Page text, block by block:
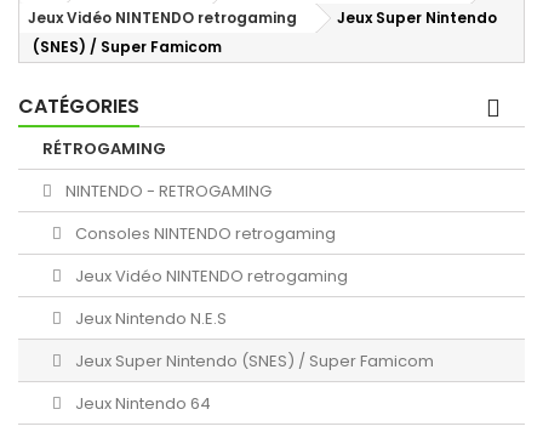
Jeux Vidéo NINTENDO retrogaming
Jeux Super Nintendo
(SNES) / Super Famicom
CATÉGORIES
RÉTROGAMING
NINTENDO - RETROGAMING
Consoles NINTENDO retrogaming
Jeux Vidéo NINTENDO retrogaming
Jeux Nintendo N.E.S
Jeux Super Nintendo (SNES) / Super Famicom
Jeux Nintendo 64